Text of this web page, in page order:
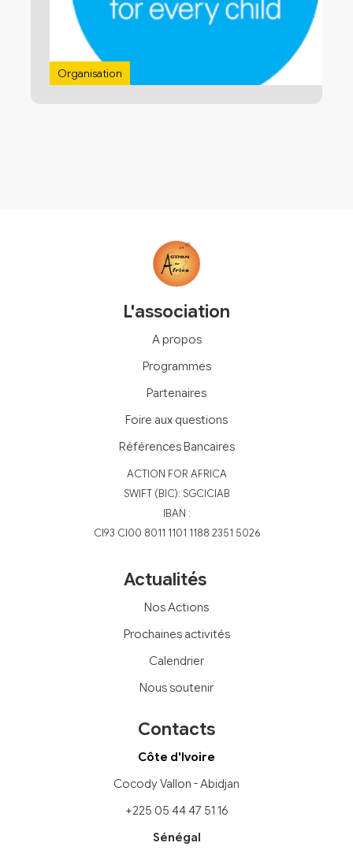
Organisation
L'association
A propos
Programmes
Partenaires
Foire aux questions
Références Bancaires
‍ACTION FOR AFRICA
‍SWIFT (BIC): SGCICIAB
IBAN :
CI93 CI00 8011 1101 1188 2351 5026
Actualités
Nos Actions
Prochaines activités
Calendrier
Nous soutenir
Contacts
Côte d'Ivoire
Cocody Vallon - Abidjan
+225 05 44 47 51 16
Sénégal